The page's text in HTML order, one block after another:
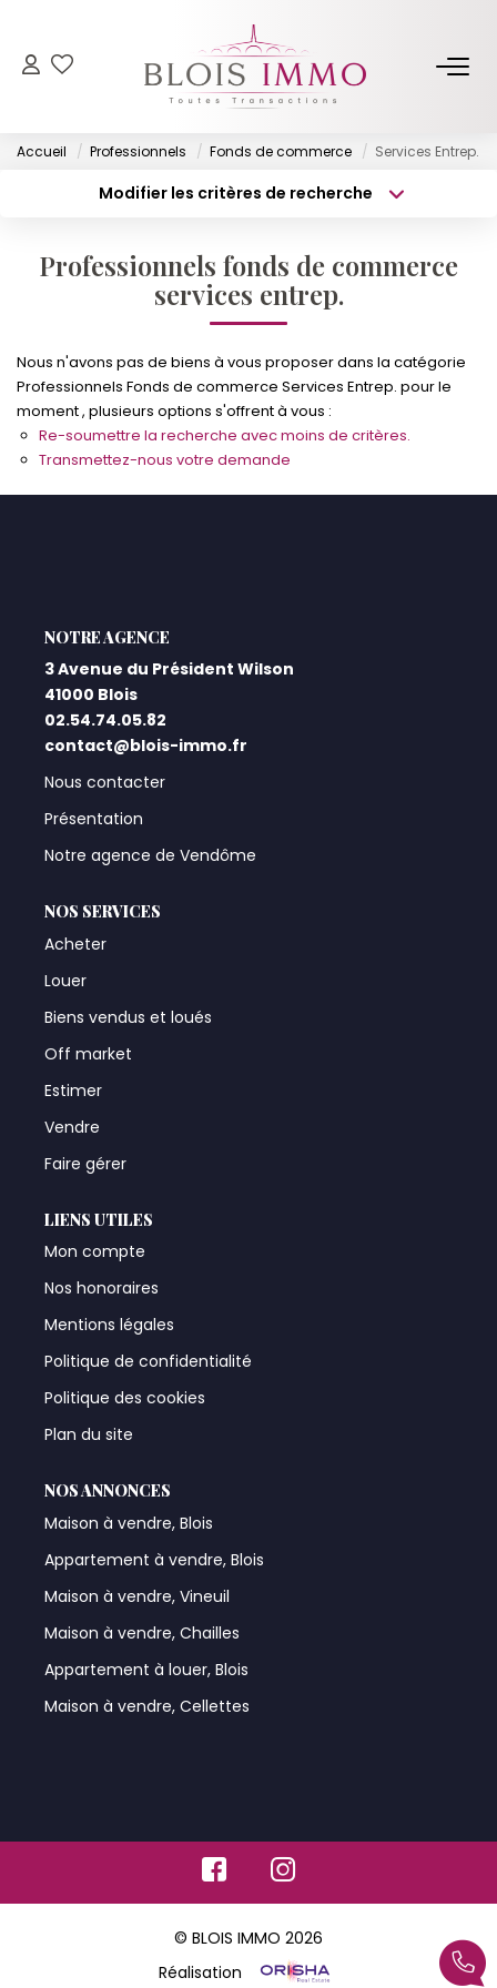
NOS BIENS
Acheter
Louer
Off Market
ESTIMER
FAIRE GÉRER
Accueil Professionnels Fonds de commerce Services Entrep.
Modifier les critères de recherche
Type de bien
Surface min
Créer une alerte
Professionnels fonds de commerce
services entrep.
Nous n'avons pas de biens à vous proposer dans la catégorie
Professionnels Fonds de commerce Services Entrep. pour le
moment , plusieurs options s'offrent à vous :
Re-soumettre la recherche avec moins de critères.
Transmettez-nous votre demande
L'AGENCE
3 Avenue du Président Wilson
41000 Blois
02.54.74.05.82
contact@blois-immo.fr
Nous contacter
Présentation
Notre agence de Vendôme
NOS SERVICES
Acheter
Louer
Biens vendus et loués
Off market
Estimer
Vendre
Faire gérer
LIENS UTILES
Mon compte
Nos honoraires
Mentions légales
Politique de confidentialité
Politique des cookies
Plan du site
NOS ANNONCES
Maison à vendre, Blois
Appartement à vendre, Blois
Maison à vendre, Vineuil
Maison à vendre, Chailles
Appartement à louer, Blois
Maison à vendre, Cellettes
© BLOIS IMMO 2026
Réalisation